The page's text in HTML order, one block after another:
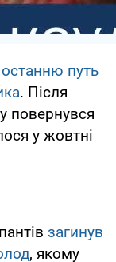
путь
. Після
повернувся
у жовтні
загинув
, якому